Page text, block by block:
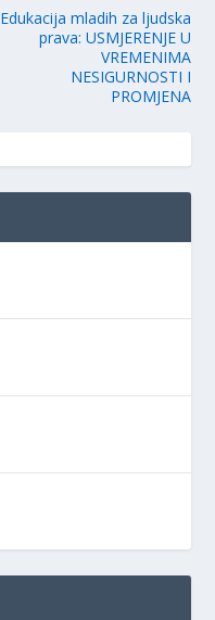
Edukacija mladih za ljudska
prava: USMJERENJE U
VREMENIMA
NESIGURNOSTI I
PROMJENA